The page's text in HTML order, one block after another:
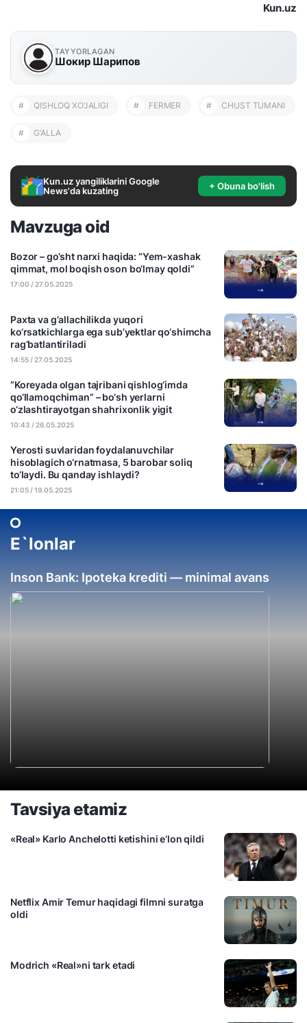
Kun.uz
TAYYORLAGAN
Шокир Шарипов
# QISHLOQ XO‘JALIGI # FERMER # CHUST TUMANI
# G‘ALLA
Kun.uz yangiliklarini Google
News'da kuzating
+ Obuna bo'lish
Mavzuga oid
Bozor – go‘sht narxi haqida: “Yem-xashak
qimmat, mol boqish oson bo‘lmay qoldi”
17:00 / 27.05.2025
Paxta va g‘allachilikda yuqori
ko‘rsatkichlarga ega sub’yektlar qo‘shimcha
rag‘batlantiriladi
14:55 / 27.05.2025
“Koreyada olgan tajribani qishlog‘imda
qo‘llamoqchiman” – bo‘sh yerlarni
o‘zlashtirayotgan shahrixonlik yigit
10:43 / 26.05.2025
Yerosti suvlaridan foydalanuvchilar
hisoblagich o‘rnatmasa, 5 barobar soliq
to‘laydi. Bu qanday ishlaydi?
21:05 / 19.05.2025
E`lonlar
Inson Bank: Ipoteka krediti — minimal avans
Tavsiya etamiz
«Real» Karlo Anchelotti ketishini e’lon qildi
Netflix Amir Temur haqidagi filmni suratga
oldi
Modrich «Real»ni tark etadi